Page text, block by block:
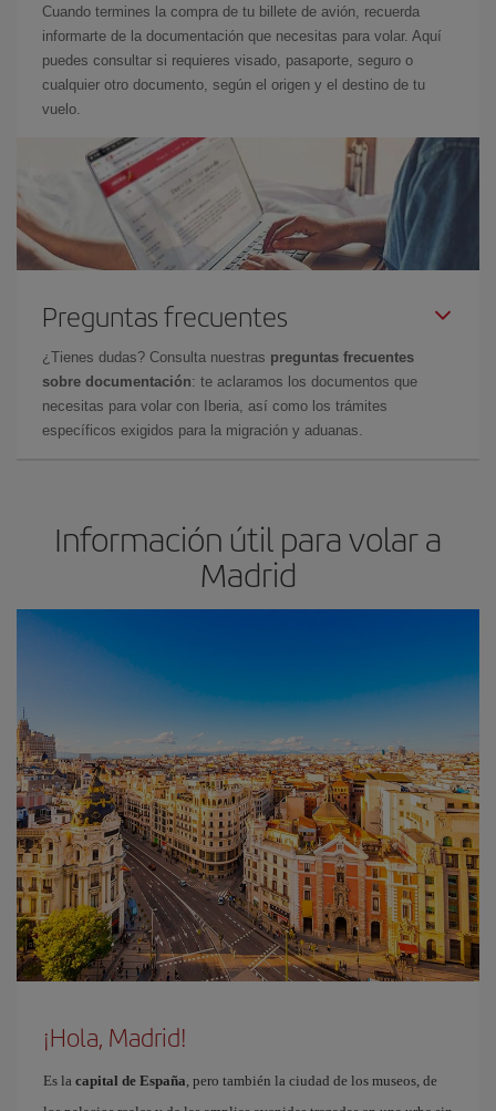
Cuando termines la compra de tu billete de avión, recuerda
informarte de la documentación que necesitas para volar. Aquí
puedes consultar si requieres visado, pasaporte, seguro o
cualquier otro documento, según el origen y el destino de tu
vuelo.
Preguntas frecuentes
¿Tienes dudas? Consulta nuestras preguntas frecuentes
sobre documentación: te aclaramos los documentos que
necesitas para volar con Iberia, así como los trámites
específicos exigidos para la migración y aduanas.
Información útil para volar a
Madrid
¡Hola, Madrid!
Es la capital de España, pero también la ciudad de los museos, de